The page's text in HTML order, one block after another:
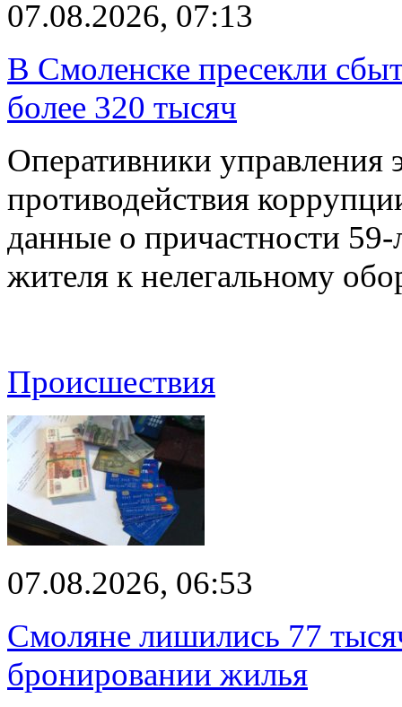
07.08.2026, 07:13
В Смоленске пресекли
более 320 тысяч
Оперативники управления
противодействия
данные о причастности 59-
жителя к нелегальному
Происшествия
07.08.2026, 06:53
Смоляне лишились 77
бронировании жилья